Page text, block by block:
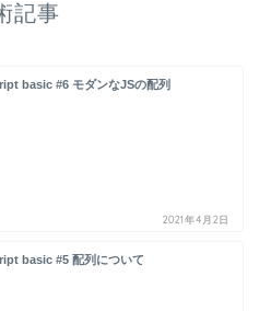
記事
basic #6 モダンなJSの配列
2021年4月2日
basic #5 配列について